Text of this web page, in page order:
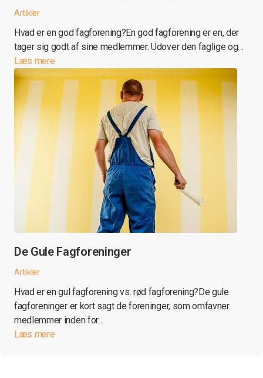
Artikler
Hvad er en god fagforening?En god fagforening er en, der
tager sig godt af sine medlemmer. Udover den faglige og…
Læs mere
De Gule Fagforeninger
Artikler
Hvad er en gul fagforening vs. rød fagforening?De gule
fagforeninger er kort sagt de foreninger, som omfavner
medlemmer inden for…
Læs mere